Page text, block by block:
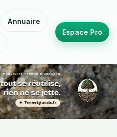
Annuaire
Espace Pro